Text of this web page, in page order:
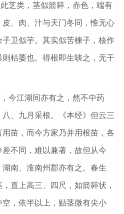
类，茎似箭簳，赤色，端有
、肉、汁与天门冬同，惟无心
卫似芋。其实似苦楝子，核作
枯萎也。得根即生啖之，无干
江湖间亦有之，然不中药
、九月采根。《本经》但云三
苗，而今方家乃并用根苗，各
不同，难以兼著，故但从今
南、淮南州郡亦有之。春生
直上高三、四尺，如箭簳状，
，依半以上，贴茎微有尖小